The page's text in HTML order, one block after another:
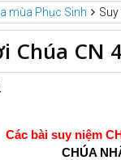
mùa Phục Sinh Suy
Chúa CN
Các bài suy niệm
CHÚA